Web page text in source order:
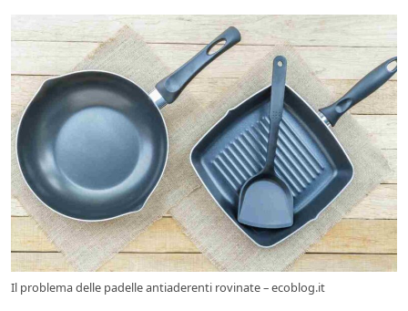
Il problema delle padelle antiaderenti rovinate – ecoblog.it